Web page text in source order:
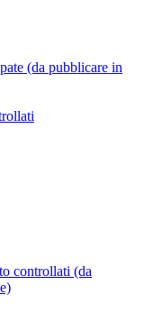
(da pubblicare in
controllati (da